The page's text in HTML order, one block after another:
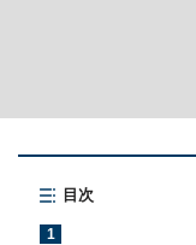
目次
1